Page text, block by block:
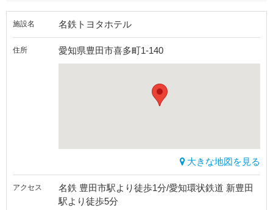
施設名 名鉄トヨタホテル
住所 愛知県豊田市喜多町1-140
大きな地図を見る
アクセス
名鉄 豊田市駅より徒歩1分/愛知環状鉄道 新豊田
駅より徒歩5分